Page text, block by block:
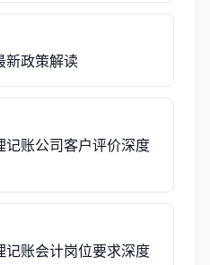
新政策解读
账公司客户评价深度
账会计岗位要求深度